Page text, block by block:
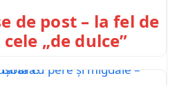
de post – la fel de
„de dulce”